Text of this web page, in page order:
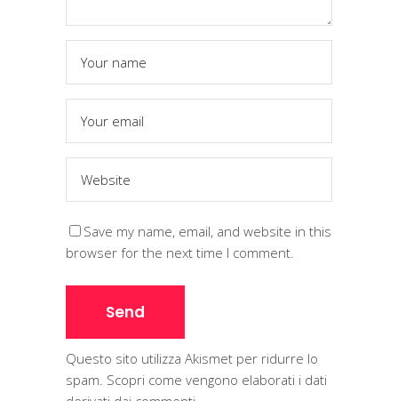
Save my name, email, and website in this
browser for the next time I comment.
Questo sito utilizza Akismet per ridurre lo
spam. Scopri come vengono elaborati i dati